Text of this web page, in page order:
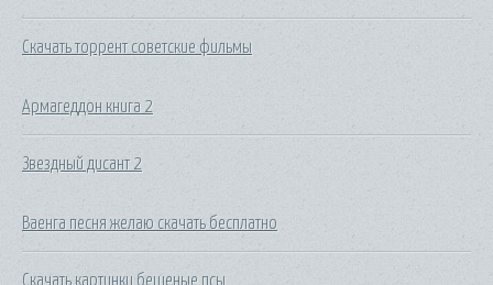
Скачать торрент советские фильмы
Армагеддон книга 2
Звездный дисант 2
Ваенга песня желаю скачать бесплатно
Скачать картинки бешеные псы